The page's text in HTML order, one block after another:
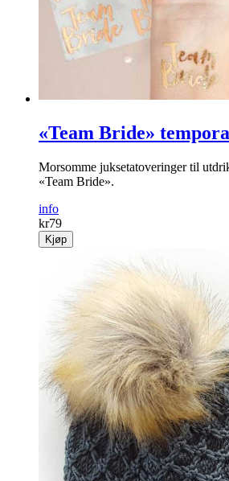
«Team Bride»
Morsomme juksetatoveringer til
«Team Bride».
info
kr79
Kjøp